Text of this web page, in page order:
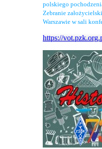
polskiego
Zebranie
Warszawie w sali
https://